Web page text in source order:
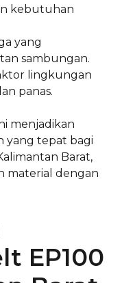
kebutuhan
yang
sambungan.
lingkungan
panas.
menjadikan
yang tepat bagi
Barat,
material dengan
EP100